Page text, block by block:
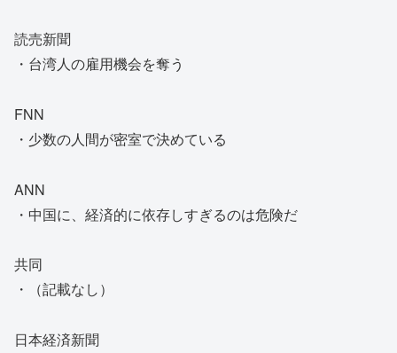
読売新聞
・台湾人の雇用機会を奪う
FNN
・少数の人間が密室で決めている
ANN
・中国に、経済的に依存しすぎるのは危険だ
共同
・（記載なし）
日本経済新聞